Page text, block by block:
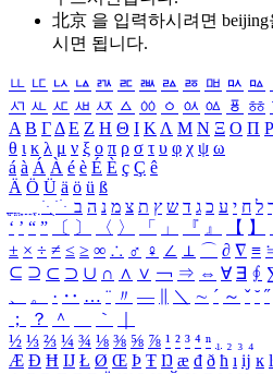
北京 을 입력하시려면 beijing
시면 됩니다.
ㅥ ㅦ ㅧ ㅨ ㅩ ㅪ ㅫ ㅬ ㅭ ㅮ ㅯ ㅰ
ㅺ ㅻ ㅼ ㅽ ㅾ ㅿ ㆀ ㆁ ㆂ ㆃ ㆄ ㆅ
Α Β ΓΔ Ε Ζ Η Θ Ι ΚΛ Μ Ν Ξ Ο Π Ρ
θ ι κ λ μ ν ξ ο π ρ σ τ υ φ χ ψ ω
á à Á À é è É È ç Ç ê
Ä Ö Ü ä ö ü ß
ִֶֹ ֻּ ׁׂ ל ח י ע כ ג ד ש ץ ת צ מ נ ה ב
‘ ’ “ ” 〔 〕 〈 〉 「 」 『 』 【 】
± × ÷ ≠ ≤ ≥ ∞ ∴ ♂ ♀ ∠ ⊥ ⌒ ∂ ∇ ≡
⊆ ⊇ ⊂ ⊃ ∪ ∩ ∧ ∨ ￢ ⇒ ⇔ ∀ ∃ ∮
、
。 · ‥ … ¨ 〃 ― ＼ ∼ ´ ～ ˇ ˘ ˝
；
？ ＾ ｀
½ ⅓ ⅔ ¼ ¾ ⅛ ⅜ ⅝ ⅞ ¹ ² ³ ⁴ ⁿ ₁ ₂ ₃ ₄
Æ Ð Ħ Ĳ Ł Ø Œ Þ Ŧ Ŋ æ đ ð ħ ı ĳ ĸ